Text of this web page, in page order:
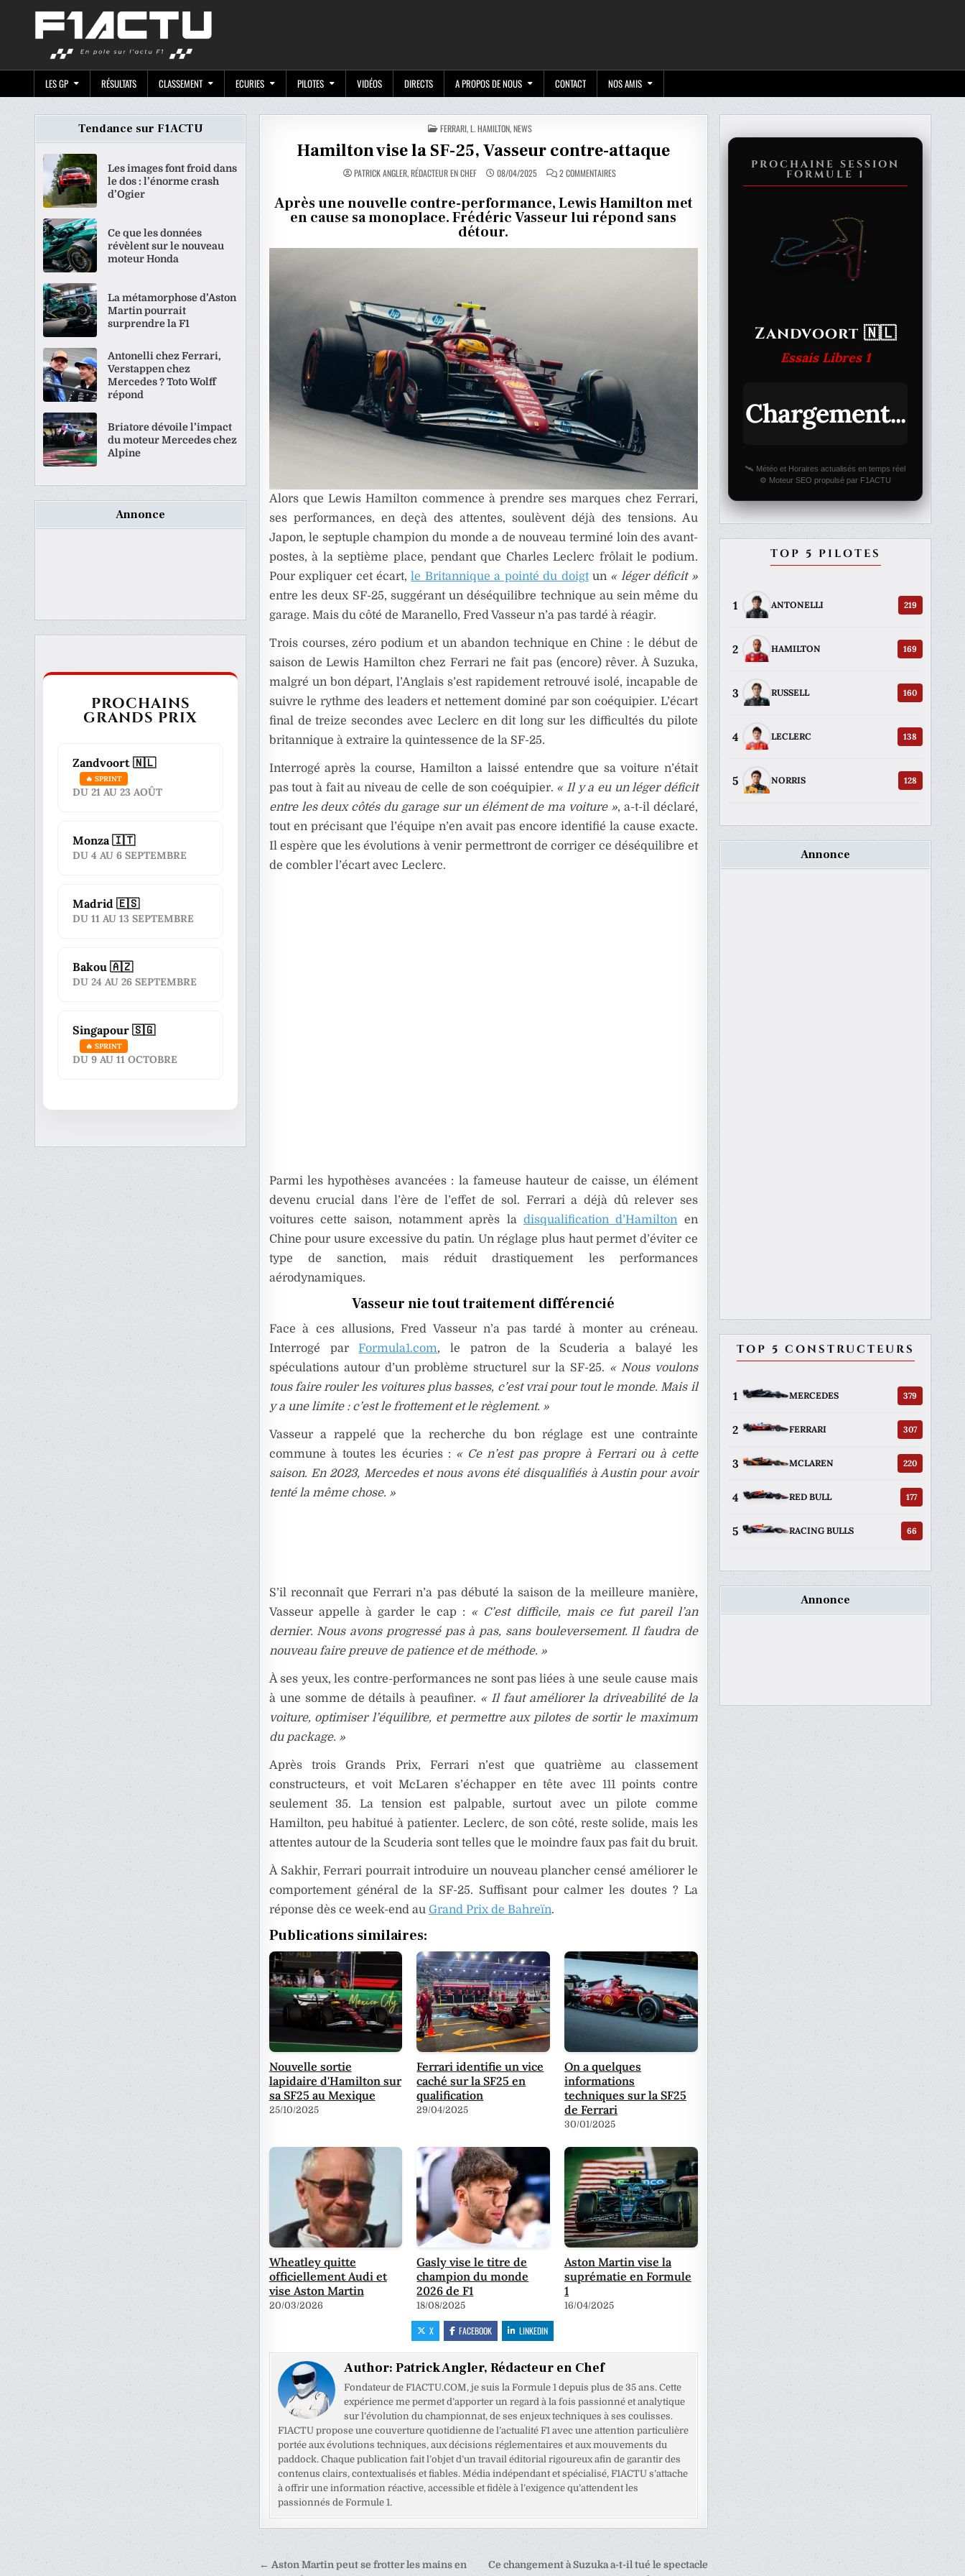
LES GP RÉSULTATS CLASSEMENT ECURIES PILOTES VIDÉOS DIRECTS A PROPOS DE NOUS CONTACT NOS AMIS
POSTED
IN
FERRARI,L. HAMILTON,NEWS
Hamilton vise la SF-25, Vasseur contre-attaque
PATRICK ANGLER, RÉDACTEUR EN CHEF 08/04/2025 2 COMMENTAIRESSUR
LA
SF-
25,
VASSEUR
Après une nouvelle contre-performance, Lewis Hamilton met
en cause sa monoplace. Frédéric Vasseur lui répond sans
détour.
Alors que Lewis Hamilton commence à prendre ses marques chez Ferrari,
ses performances, en deçà des attentes, soulèvent déjà des tensions. Au
Japon, le septuple champion du monde a de nouveau terminé loin des avant-
postes, à la septième place, pendant que Charles Leclerc frôlait le podium.
Pour expliquer cet écart,le Britannique a pointé du doigtun « léger déficit »
entre les deux SF-25, suggérant un déséquilibre technique au sein même du
garage. Mais du côté de Maranello, Fred Vasseur n’a pas tardé à réagir.
Trois courses, zéro podium et un abandon technique en Chine : le début de
saison de Lewis Hamilton chez Ferrari ne fait pas (encore) rêver. À Suzuka,
malgré un bon départ, l’Anglais s’est rapidement retrouvé isolé, incapable de
suivre le rythme des leaders et nettement dominé par son coéquipier. L’écart
final de treize secondes avec Leclerc en dit long sur les difficultés du pilote
britannique à extraire la quintessence de la SF-25.
Interrogé après la course, Hamilton a laissé entendre que sa voiture n’était
pas tout à fait au niveau de celle de son coéquipier. « Il y a eu un léger déficit
entre les deux côtés du garage sur un élément de ma voiture », a-t-il déclaré,
tout en précisant que l’équipe n’en avait pas encore identifié la cause exacte.
Il espère que les évolutions à venir permettront de corriger ce déséquilibre et
de combler l’écart avec Leclerc.
Parmi les hypothèses avancées : la fameuse hauteur de caisse, un élément
devenu crucial dans l’ère de l’effet de sol. Ferrari a déjà dû relever ses
voitures cette saison, notamment après la disqualification d’Hamilton en
Chine pour usure excessive du patin. Un réglage plus haut permet d’éviter ce
type de sanction, mais réduit drastiquement les performances
aérodynamiques.
Vasseur nie tout traitement différencié
Face à ces allusions, Fred Vasseur n’a pas tardé à monter au créneau.
Interrogé parFormula1.com, le patron de la Scuderia a balayé les
spéculations autour d’un problème structurel sur la SF-25. « Nous voulons
tous faire rouler les voitures plus basses, c’est vrai pour tout le monde. Mais il
y a une limite : c’est le frottement et le règlement. »
Vasseur a rappelé que la recherche du bon réglage est une contrainte
commune à toutes les écuries : « Ce n’est pas propre à Ferrari ou à cette
saison. En 2023, Mercedes et nous avons été disqualifiés à Austin pour avoir
tenté la même chose. »
S’il reconnaît que Ferrari n’a pas débuté la saison de la meilleure manière,
Vasseur appelle à garder le cap : « C’est difficile, mais ce fut pareil l’an
dernier. Nous avons progressé pas à pas, sans bouleversement. Il faudra de
nouveau faire preuve de patience et de méthode. »
À ses yeux, les contre-performances ne sont pas liées à une seule cause mais
à une somme de détails à peaufiner. « Il faut améliorer la driveabilité de la
voiture, optimiser l’équilibre, et permettre aux pilotes de sortir le maximum
du package. »
Après trois Grands Prix, Ferrari n’est que quatrième au classement
constructeurs, et voit McLaren s’échapper en tête avec 111 points contre
seulement 35. La tension est palpable, surtout avec un pilote comme
Hamilton, peu habitué à patienter. Leclerc, de son côté, reste solide, mais les
attentes autour de la Scuderia sont telles que le moindre faux pas fait du bruit.
À Sakhir, Ferrari pourrait introduire un nouveau plancher censé améliorer le
comportement général de la SF-25. Suffisant pour calmer les doutes ? La
réponse dès ce week-end au Grand Prix de Bahreïn.
Publications similaires:
Nouvelle sortie
lapidaire d'Hamilton sur
sa SF25 au Mexique
25/10/2025
Ferrari identifie un vice
caché sur la SF25 en
qualification
29/04/2025
On a quelques
informations
techniques sur la SF25
de Ferrari
30/01/2025
Wheatley quitte
officiellement Audi et
vise Aston Martin
20/03/2026
Gasly vise le titre de
champion du monde
2026 de F1
18/08/2025
Aston Martin vise la
suprématie en Formule
1
16/04/2025
X FACEBOOK LINKEDIN
Author: Patrick Angler, Rédacteur en Chef
Fondateur de F1ACTU.COM, je suis la Formule 1 depuis plus de 35 ans. Cette
expérience me permet d’apporter un regard à la fois passionné et analytique
sur l’évolution du championnat, de ses enjeux techniques à ses coulisses.
F1ACTU propose une couverture quotidienne de l’actualité F1 avec une attention particulière
portée aux évolutions techniques, aux décisions réglementaires et aux mouvements du
paddock. Chaque publication fait l’objet d’un travail éditorial rigoureux afin de garantir des
contenus clairs, contextualisés et fiables. Média indépendant et spécialisé, F1ACTU s’attache
à offrir une information réactive, accessible et fidèle à l’exigence qu’attendent les
passionnés de Formule 1.
Navigation
Ce changement à Suzuka a-t-il tué le spectacle
← Aston Martin peut se frotter les mains en
Tendance sur F1ACTU
Les images font froid dans
le dos : l’énorme crash
d’Ogier
Ce que les données
révèlent sur le nouveau
moteur Honda
La métamorphose d’Aston
Martin pourrait
surprendre la F1
Antonelli chez Ferrari,
Verstappen chez
Mercedes ? Toto Wolff
répond
Briatore dévoile l’impact
du moteur Mercedes chez
Alpine
Annonce
PROCHAINS
GRANDS PRIX
Zandvoort 🇳🇱
🔥 SPRINT
DU 21 AU 23 AOÛT
Monza 🇮🇹
DU 4 AU 6 SEPTEMBRE
Madrid 🇪🇸
DU 11 AU 13 SEPTEMBRE
Bakou 🇦🇿
DU 24 AU 26 SEPTEMBRE
Singapour 🇸🇬
🔥 SPRINT
DU 9 AU 11 OCTOBRE
PROCHAINE SESSION
FORMULE 1
Zandvoort 🇳🇱
Essais Libres 1
Chargement...
🛰️ Météo et Horaires actualisés en temps réel
⚙️ Moteur SEO propulsé par F1ACTU
TOP 5 PILOTES
1 ANTONELLI 219
2 HAMILTON 169
3 RUSSELL 160
4 LECLERC 138
5 NORRIS 128
Annonce
TOP 5 CONSTRUCTEURS
1 MERCEDES 379
2 FERRARI 307
3 MCLAREN 220
4 RED BULL 177
5 RACING BULLS 66
Annonce